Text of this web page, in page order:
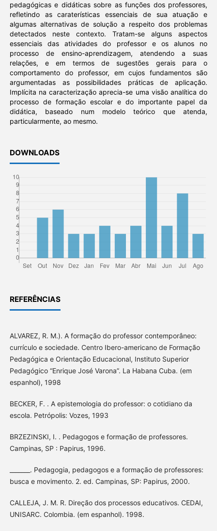
pedagógicas e didáticas sobre as funções dos professores,
refletindo as caraterísticas essenciais de sua atuação e
algumas alternativas de solução a respeito dos problemas
detectados neste contexto. Tratam-se alguns aspectos
essenciais das atividades do professor e os alunos no
processo de ensino-aprendizagem, atendendo a suas
relações, e em termos de sugestões gerais para o
comportamento do professor, em cujos fundamentos são
argumentadas as possibilidades práticas de aplicação.
Implícita na caracterização aprecia-se uma visão analítica do
processo de formação escolar e do importante papel da
didática, baseado num modelo teórico que atenda,
particularmente, ao mesmo.
DOWNLOADS
REFERÊNCIAS
ALVAREZ, R. M.). A formação do professor contemporâneo:
currículo e sociedade. Centro Ibero-americano de Formação
Pedagógica e Orientação Educacional, Instituto Superior
Pedagógico “Enrique José Varona”. La Habana Cuba. (em
espanhol), 1998
BECKER, F. . A epistemologia do professor: o cotidiano da
escola. Petrópolis: Vozes, 1993
BRZEZINSKI, I. . Pedagogos e formação de professores.
Campinas, SP : Papirus, 1996.
_______. Pedagogia, pedagogos e a formação de professores:
busca e movimento. 2. ed. Campinas, SP: Papirus, 2000.
CALLEJA, J. M. R. Direção dos processos educativos. CEDAI,
UNISARC. Colombia. (em espanhol). 1998.